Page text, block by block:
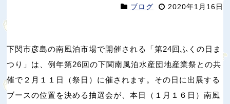
2020年1月16日
ブログ
下関市彦島の南風泊市場で開催される「第24回ふくの日ま
つり」は、例年第26回の下関南風泊水産団地産業祭との共
催で２月１１日（祭日）に催されます。その日に出展する
ブースの位置を決める抽選会が、本日（１月１６日）南風